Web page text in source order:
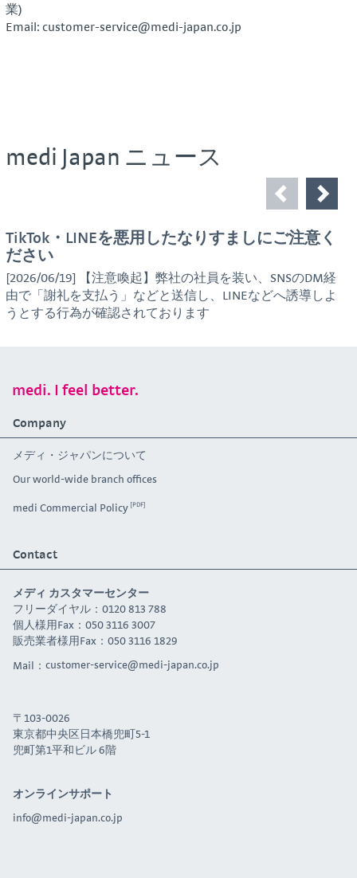
業)
Email: customer-service@medi-japan.co.jp
medi Japan ニュース
TikTok・LINEを悪用したなりすましにご注意く
ださい
[2026/06/19] 【注意喚起】弊社の社員を装い、SNSのDM経
由で「謝礼を支払う」などと送信し、LINEなどへ誘導しよ
うとする行為が確認されております
medi. I feel better.
Company
メディ・ジャパンについて
Our world-wide branch offices
medi Commercial Policy
Contact
メディ カスタマーセンター
フリーダイヤル：0120 813 788
個人様用Fax：050 3116 3007
販売業者様用Fax：050 3116 1829
Mail： customer-service@medi-japan.co.jp
〒103-0026
東京都中央区日本橋兜町5-1
兜町第1平和ビル 6階
オンラインサポート
info@medi-japan.co.jp